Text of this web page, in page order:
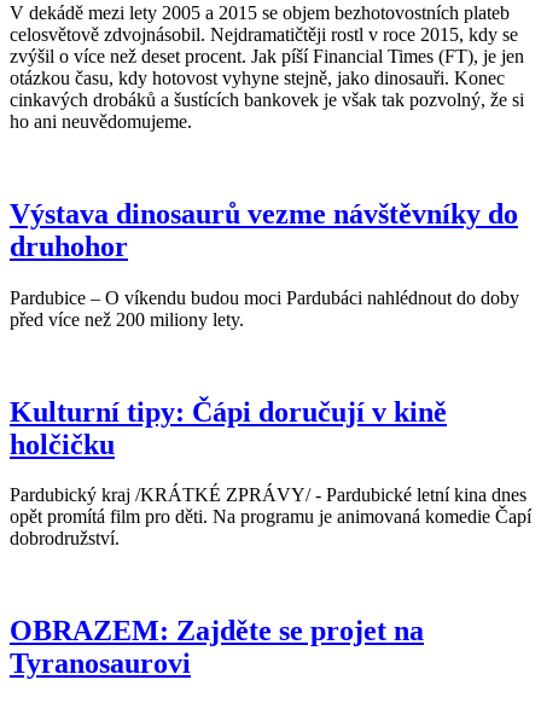
V dekádě mezi lety 2005 a 2015 se objem bezhotovostních plateb
celosvětově zdvojnásobil. Nejdramatičtěji rostl v roce 2015, kdy se
zvýšil o více než deset procent. Jak píší Financial Times (FT), je jen
otázkou času, kdy hotovost vyhyne stejně, jako dinosauři. Konec
cinkavých drobáků a šustících bankovek je však tak pozvolný, že si
ho ani neuvědomujeme.
Výstava dinosaurů vezme návštěvníky do
druhohor
Pardubice – O víkendu budou moci Pardubáci nahlédnout do doby
před více než 200 miliony lety.
Kulturní tipy: Čápi doručují v kině
holčičku
Pardubický kraj /KRÁTKÉ ZPRÁVY/ - Pardubické letní kina dnes
opět promítá film pro děti. Na programu je animovaná komedie Čapí
dobrodružství.
OBRAZEM: Zajděte se projet na
Tyranosaurovi